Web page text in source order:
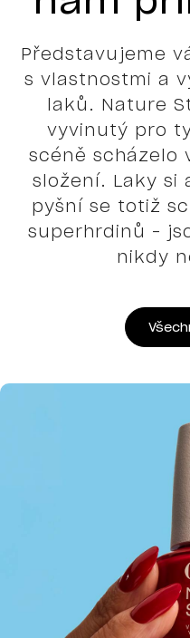
Představujeme
s vlastnostmi a
laků. Nature
vyvinutý pro
scéně scházelo
složení. Laky si
pyšní se totiž
superhrdinů –
nikdy